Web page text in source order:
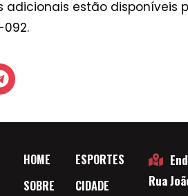
adicionais estão disponíveis
092.
HOME
SOBRE
ESPORTES
CIDADE
Rua